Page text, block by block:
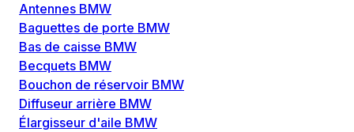
Antennes BMW
Baguettes de porte BMW
Bas de caisse BMW
Becquets BMW
Bouchon de réservoir BMW
Diffuseur arrière BMW
Élargisseur d'aile BMW